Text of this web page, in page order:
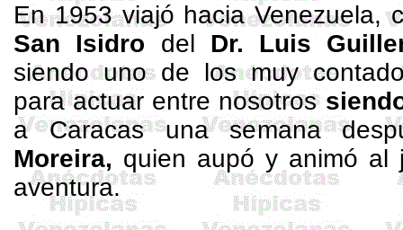
En 1953 viajó hacia Venezuela,
San Isidro del Dr. Luis
siendo uno de los muy
para actuar entre nosotros
a Caracas una semana
Moreira, quien aupó y animó al
aventura.